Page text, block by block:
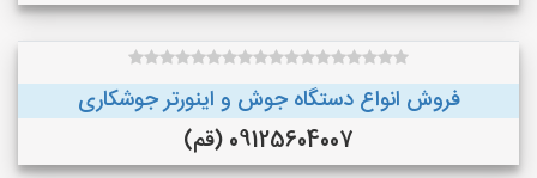
فروش انواع دستگاه جوش و اینورتر جوشکاری
09125604007 (قم)